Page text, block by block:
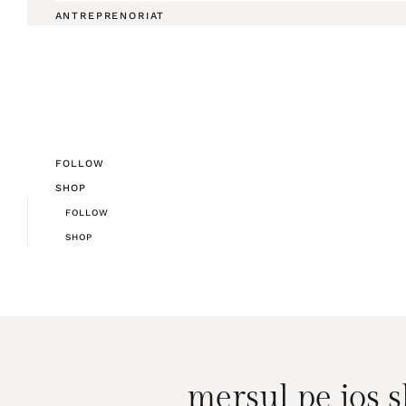
ANTREPRENORIAT
FOLLOW
SHOP
FOLLOW
SHOP
mersul pe jos